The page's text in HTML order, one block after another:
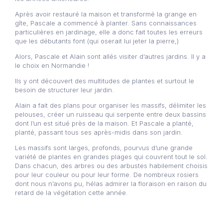
Après avoir restauré la maison et transformé la grange en
gîte, Pascale a commencé à planter. Sans connaissances
particulières en jardinage, elle a donc fait toutes les erreurs
que les débutants font (qui oserait lui jeter la pierre,)
Alors, Pascale et Alain sont allés visiter d’autres jardins. Il y a
le choix en Normandie !
Ils y ont découvert des multitudes de plantes et surtout le
besoin de structurer leur jardin.
Alain a fait des plans pour organiser les massifs, délimiter les
pelouses, créer un ruisseau qui serpente entre deux bassins
dont l’un est situé près de la maison. Et Pascale a planté,
planté, passant tous ses après-midis dans son jardin.
Les massifs sont larges, profonds, pourvus d’une grande
variété de plantes en grandes plages qui couvrent tout le sol.
Dans chacun, des arbres ou des arbustes habilement choisis
pour leur couleur ou pour leur forme. De nombreux rosiers
dont nous n’avons pu, hélas admirer la floraison en raison du
retard de la végétation cette année.